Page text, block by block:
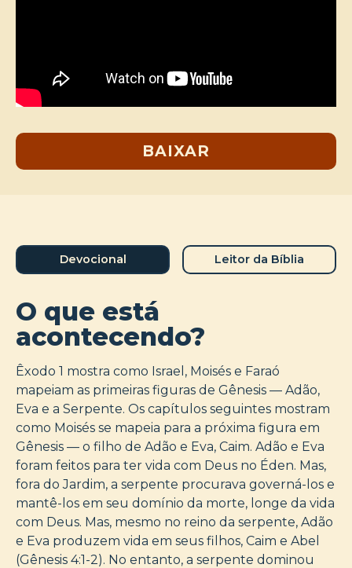
BAIXAR
Devocional Leitor da Bíblia
O que está
acontecendo?
Êxodo 1 mostra como Israel, Moisés e Faraó
mapeiam as primeiras figuras de Gênesis — Adão,
Eva e a Serpente. Os capítulos seguintes mostram
como Moisés se mapeia para a próxima figura em
Gênesis — o filho de Adão e Eva, Caim. Adão e Eva
foram feitos para ter vida com Deus no Éden. Mas,
fora do Jardim, a serpente procurava governá-los e
mantê-los em seu domínio da morte, longe da vida
com Deus. Mas, mesmo no reino da serpente, Adão
e Eva produzem vida em seus filhos, Caim e Abel
(Gênesis 4:1-2). No entanto, a serpente dominou